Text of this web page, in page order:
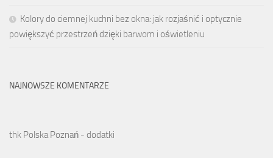
Kolory do ciemnej kuchni bez okna: jak rozjaśnić i optycznie
powiększyć przestrzeń dzięki barwom i oświetleniu
NAJNOWSZE KOMENTARZE
thk Polska Poznań - dodatki